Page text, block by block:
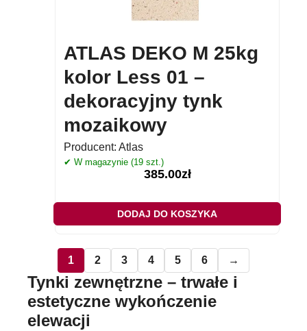
ATLAS DEKO M 25kg
kolor Less 01 –
dekoracyjny tynk
mozaikowy
Producent: Atlas
✔ W magazynie (19 szt.)
385.00zł
DODAJ DO KOSZYKA
1 2 3 4 5 6 →
Tynki zewnętrzne – trwałe i
estetyczne wykończenie
elewacji